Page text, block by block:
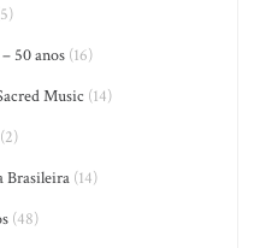
50 anos(16)
Music (14)
(2)
Brasileira(14)
(48)